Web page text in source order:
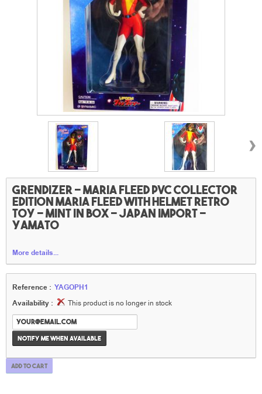
›
Grendizer - Maria Fleed PVC collector
edition Maria Fleed with helmet retro
toy - Mint in box - Japan import -
Yamato
More details...
Reference : YAGOPH1
Availability :
This product is no longer in stock
Notify me when available
Add to cart